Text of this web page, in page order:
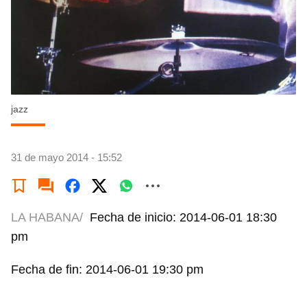
jazz
31 de mayo 2014 - 15:52
LA HABANA/ Fecha de inicio: 2014-06-01 18:30
pm
Fecha de fin: 2014-06-01 19:30 pm